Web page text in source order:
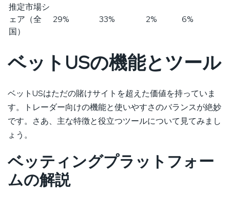
推定市場シ
ェア（全
国）
29% 33% 2% 6%
ベットUSの機能とツール
ベットUSはただの賭けサイトを超えた価値を持っていま
す。トレーダー向けの機能と使いやすさのバランスが絶妙
です。さあ、主な特徴と役立つツールについて見てみまし
ょう。
ベッティングプラットフォー
ムの解説